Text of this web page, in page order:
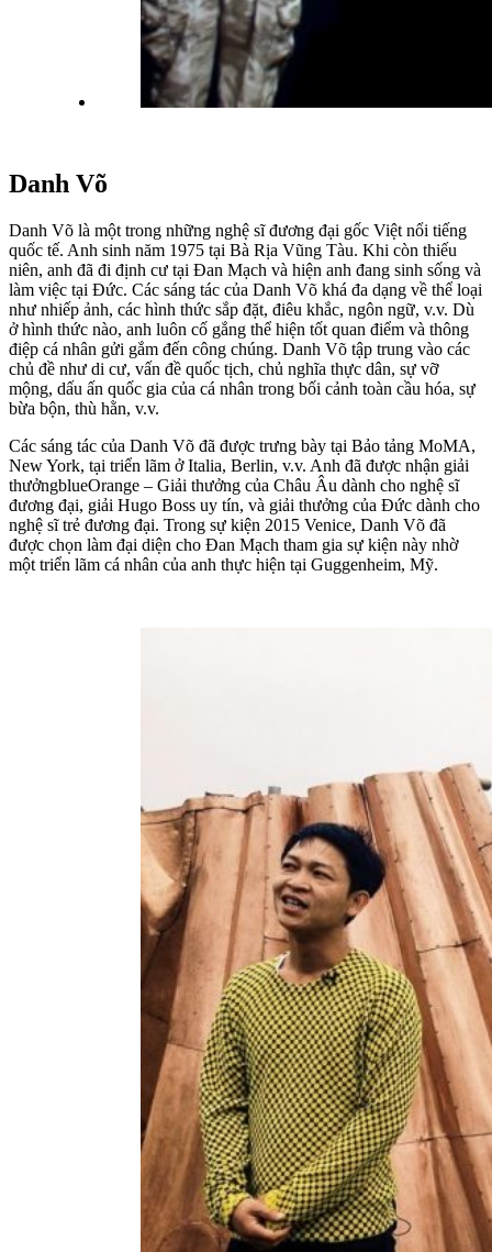
Danh Võ
Danh Võ là một trong những nghệ sĩ đương đại gốc Việt nổi tiếng
quốc tế. Anh sinh năm 1975 tại Bà Rịa Vũng Tàu. Khi còn thiếu
niên, anh đã đi định cư tại Đan Mạch và hiện anh đang sinh sống và
làm việc tại Đức. Các sáng tác của Danh Võ khá đa dạng về thể loại
như nhiếp ảnh, các hình thức sắp đặt, điêu khắc, ngôn ngữ, v.v. Dù
ở hình thức nào, anh luôn cố gắng thể hiện tốt quan điểm và thông
điệp cá nhân gửi gắm đến công chúng. Danh Võ tập trung vào các
chủ đề như di cư, vấn đề quốc tịch, chủ nghĩa thực dân, sự vỡ
mộng, dấu ấn quốc gia của cá nhân trong bối cảnh toàn cầu hóa, sự
bừa bộn, thù hằn, v.v.
Các sáng tác của Danh Võ đã được trưng bày tại Bảo tảng MoMA,
New York, tại triển lãm ở Italia, Berlin, v.v. Anh đã được nhận giải
thưởngblueOrange – Giải thưởng của Châu Âu dành cho nghệ sĩ
đương đại, giải Hugo Boss uy tín, và giải thưởng của Đức dành cho
nghệ sĩ trẻ đương đại. Trong sự kiện 2015 Venice, Danh Võ đã
được chọn làm đại diện cho Đan Mạch tham gia sự kiện này nhờ
một triển lãm cá nhân của anh thực hiện tại Guggenheim, Mỹ.